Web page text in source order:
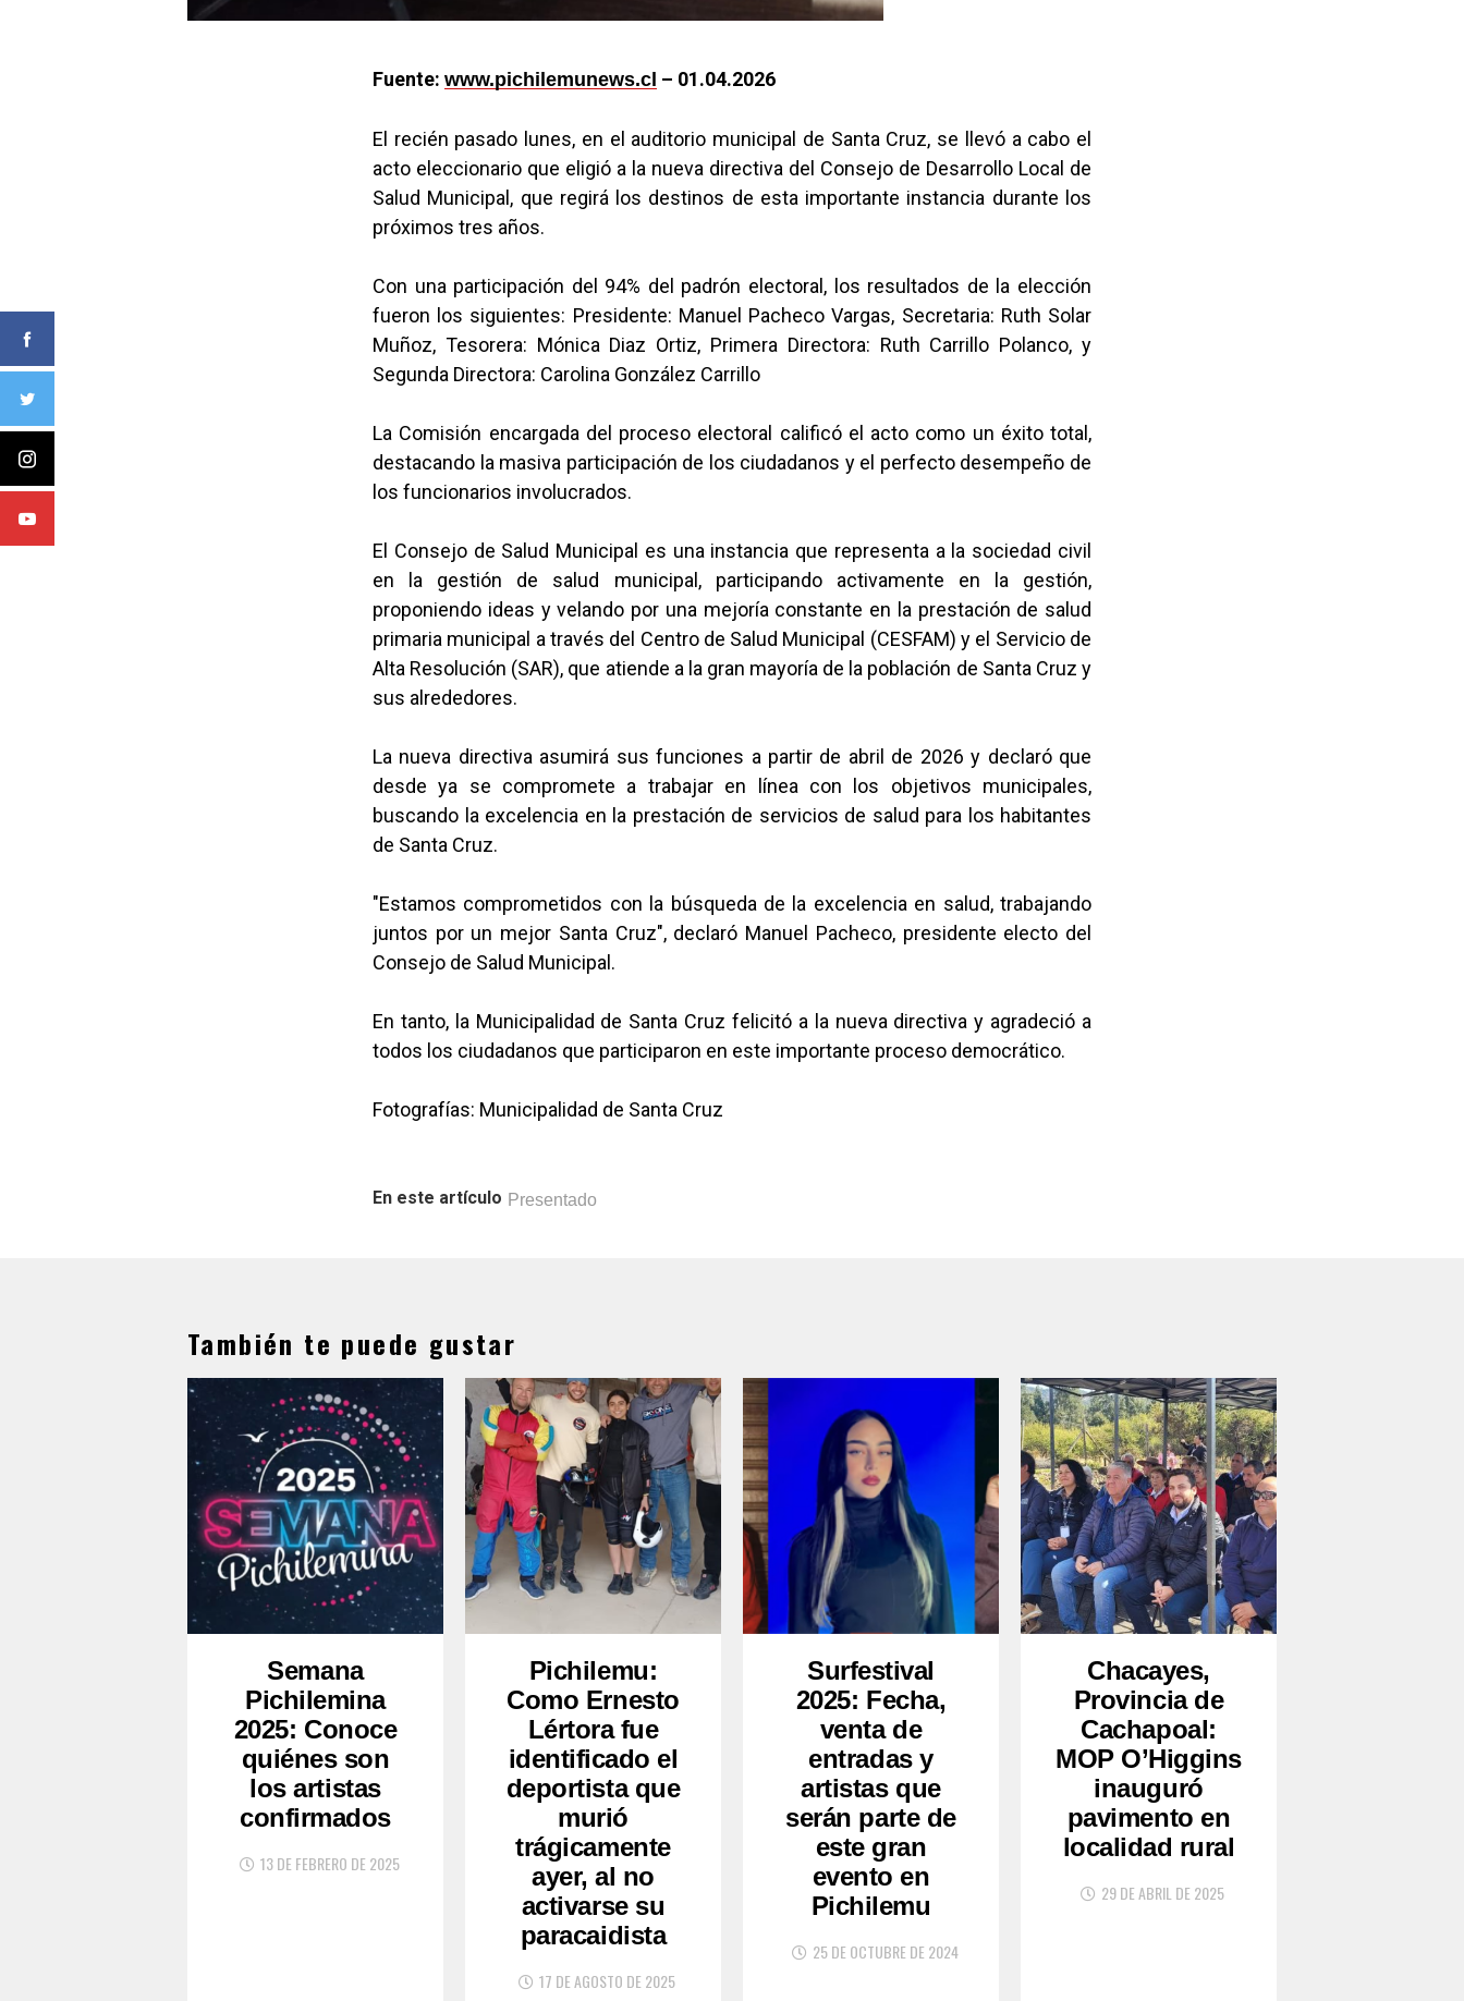
Fuente: www.pichilemunews.cl – 01.04.2026
El recién pasado lunes, en el auditorio municipal de Santa Cruz, se llevó a cabo el
acto eleccionario que eligió a la nueva directiva del Consejo de Desarrollo Local de
Salud Municipal, que regirá los destinos de esta importante instancia durante los
próximos tres años.
Con una participación del 94% del padrón electoral, los resultados de la elección
fueron los siguientes: Presidente: Manuel Pacheco Vargas, Secretaria: Ruth Solar
Muñoz, Tesorera: Mónica Diaz Ortiz, Primera Directora: Ruth Carrillo Polanco, y
Segunda Directora: Carolina González Carrillo
La Comisión encargada del proceso electoral calificó el acto como un éxito total,
destacando la masiva participación de los ciudadanos y el perfecto desempeño de
los funcionarios involucrados.
El Consejo de Salud Municipal es una instancia que representa a la sociedad civil
en la gestión de salud municipal, participando activamente en la gestión,
proponiendo ideas y velando por una mejoría constante en la prestación de salud
primaria municipal a través del Centro de Salud Municipal (CESFAM) y el Servicio de
Alta Resolución (SAR), que atiende a la gran mayoría de la población de Santa Cruz y
sus alrededores.
La nueva directiva asumirá sus funciones a partir de abril de 2026 y declaró que
desde ya se compromete a trabajar en línea con los objetivos municipales,
buscando la excelencia en la prestación de servicios de salud para los habitantes
de Santa Cruz.
"Estamos comprometidos con la búsqueda de la excelencia en salud, trabajando
juntos por un mejor Santa Cruz", declaró Manuel Pacheco, presidente electo del
Consejo de Salud Municipal.
En tanto, la Municipalidad de Santa Cruz felicitó a la nueva directiva y agradeció a
todos los ciudadanos que participaron en este importante proceso democrático.
Fotografías: Municipalidad de Santa Cruz
En este artículo Presentado
También te puede gustar
Semana
Pichilemina
2025: Conoce
quiénes son
los artistas
confirmados
13 DE FEBRERO DE 2025
Pichilemu:
Como Ernesto
Lértora fue
identificado el
deportista que
murió
trágicamente
ayer, al no
activarse su
paracaidista
17 DE AGOSTO DE 2025
Surfestival
2025: Fecha,
venta de
entradas y
artistas que
serán parte de
este gran
evento en
Pichilemu
25 DE OCTUBRE DE 2024
Chacayes,
Provincia de
Cachapoal:
MOP O’Higgins
inauguró
pavimento en
localidad rural
29 DE ABRIL DE 2025